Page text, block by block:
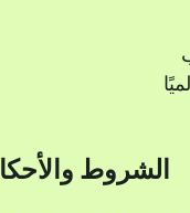
الشروط